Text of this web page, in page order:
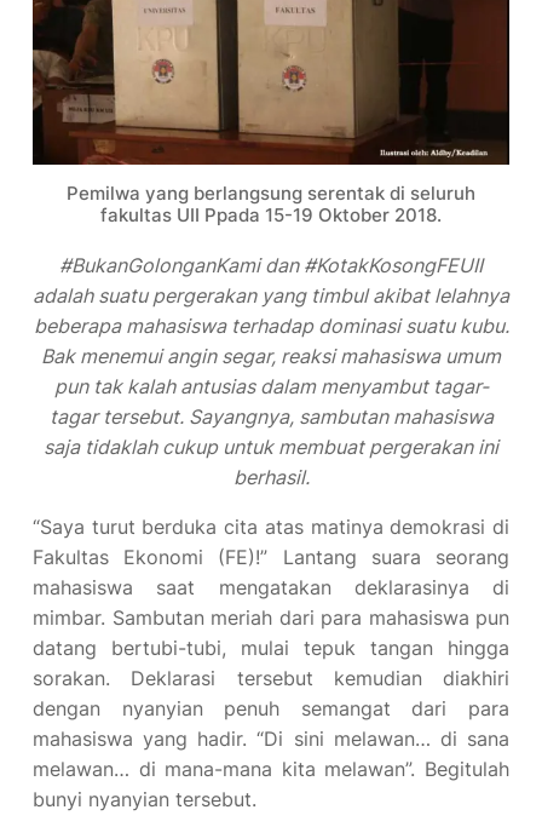
Pemilwa yang berlangsung serentak di seluruh
fakultas UII Ppada 15-19 Oktober 2018.
#BukanGolonganKami dan #KotakKosongFEUII
adalah suatu pergerakan yang timbul akibat lelahnya
beberapa mahasiswa terhadap dominasi suatu kubu.
Bak menemui angin segar, reaksi mahasiswa umum
pun tak kalah antusias dalam menyambut tagar-
tagar tersebut. Sayangnya, sambutan mahasiswa
saja tidaklah cukup untuk membuat pergerakan ini
berhasil.
“Saya turut berduka cita atas matinya demokrasi di
Fakultas Ekonomi (FE)!” Lantang suara seorang
mahasiswa saat mengatakan deklarasinya di
mimbar. Sambutan meriah dari para mahasiswa pun
datang bertubi-tubi, mulai tepuk tangan hingga
sorakan. Deklarasi tersebut kemudian diakhiri
dengan nyanyian penuh semangat dari para
mahasiswa yang hadir. “Di sini melawan… di sana
melawan… di mana-mana kita melawan”. Begitulah
bunyi nyanyian tersebut.